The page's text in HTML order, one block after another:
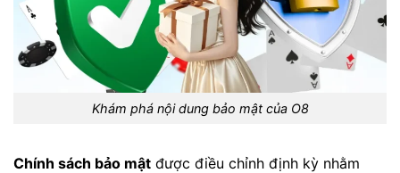
Khám phá nội dung bảo mật của O8
Chính sách bảo mật được điều chỉnh định kỳ nhằm